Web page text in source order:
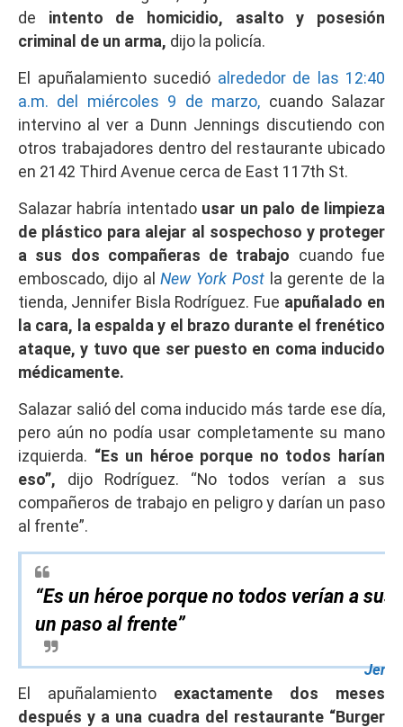
de intento de homicidio, asalto y posesión
criminal de un arma, dijo la policía.
El apuñalamiento sucedió alrededor de las 12:40
a.m. del miércoles 9 de marzo, cuando Salazar
intervino al ver a Dunn Jennings discutiendo con
otros trabajadores dentro del restaurante ubicado
en 2142 Third Avenue cerca de East 117th St.
Salazar habría intentado usar un palo de limpieza
de plástico para alejar al sospechoso y proteger
a sus dos compañeras de trabajo cuando fue
emboscado, dijo alNew York Postla gerente de la
tienda, Jennifer Bisla Rodríguez. Fue apuñalado en
la cara, la espalda y el brazo durante el frenético
ataque, y tuvo que ser puesto en coma inducido
médicamente.
Salazar salió del coma inducido más tarde ese día,
pero aún no podía usar completamente su mano
izquierda. “Es un héroe porque no todos harían
eso”, dijo Rodríguez. “No todos verían a sus
compañeros de trabajo en peligro y darían un paso
al frente”.
“Es un héroe porque no todos verían a
un paso al frente”
El apuñalamiento exactamente dos meses
después y a una cuadra del restaurante “Burger